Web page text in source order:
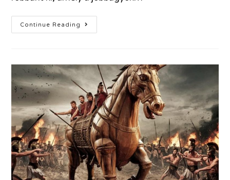
Continue Reading